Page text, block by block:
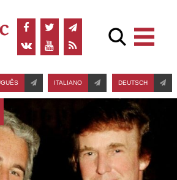
ITALIANO DEUTSCH